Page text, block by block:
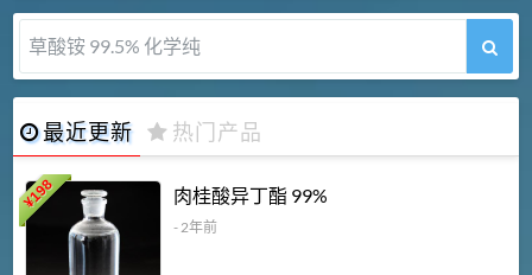
草酸铵 99.5% 化学纯
最近更新 热门产品
¥
198 肉桂酸异丁酯 99%
- 2年前